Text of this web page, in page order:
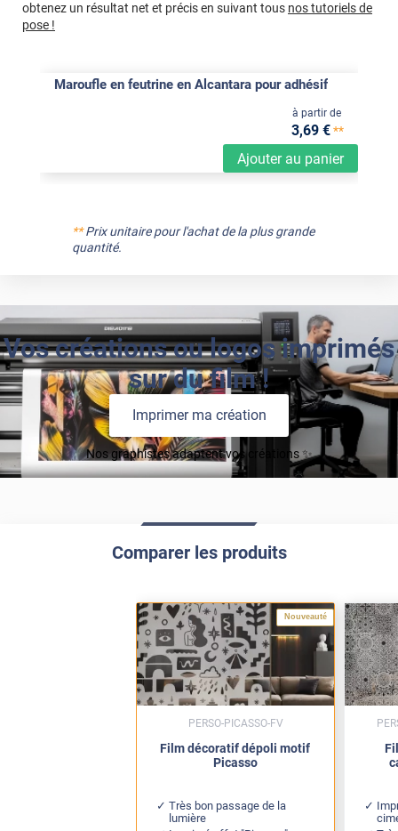
obtenez un résultat net et précis en suivant tous nos tutoriels de
pose !
Maroufle en feutrine en Alcantara pour adhésif
Ajouter au panier
à partir de
3,69 €**
**Prix unitaire pour l'achat de la plus grande
quantité.
Vos créations ou logos imprimés
sur du film !
Imprimer ma création
Nos graphistes adaptent vos créations ✨
Comparer les produits
Nouveauté
Film décoratif dépoli motif
Picasso
Très bon passage de la
lumière
PERSO-PICASSO-FV